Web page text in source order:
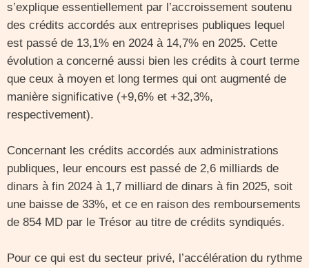
s’explique essentiellement par l’accroissement soutenu
des crédits accordés aux entreprises publiques lequel
est passé de 13,1% en 2024 à 14,7% en 2025. Cette
évolution a concerné aussi bien les crédits à court terme
que ceux à moyen et long termes qui ont augmenté de
manière significative (+9,6% et +32,3%,
respectivement).
Concernant les crédits accordés aux administrations
publiques, leur encours est passé de 2,6 milliards de
dinars à fin 2024 à 1,7 milliard de dinars à fin 2025, soit
une baisse de 33%, et ce en raison des remboursements
de 854 MD par le Trésor au titre de crédits syndiqués.
Pour ce qui est du secteur privé, l’accélération du rythme